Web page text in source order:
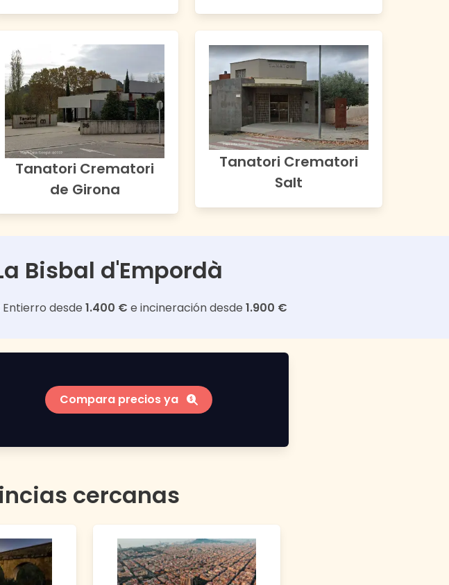
Tanatori Crematori
de Girona
Tanatori Crematori
Salt
Bisbal d'Empordà
Entierro desde 1.400 € e incineración desde 1.900 €
Compara precios ya
cercanas